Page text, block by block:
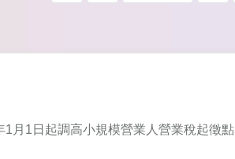
月1日起調高小規模營業人營業稅起徵點